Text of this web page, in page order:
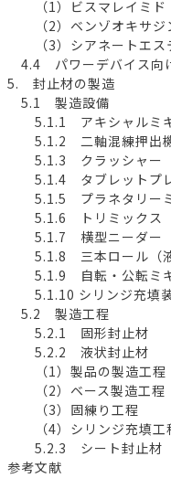
（1）ビスマレイミド
（2）ベンゾオキサジ
（3）シアネートエス
4.4 パワーデバイス向
5. 封止材の製造
5.1 製造設備
5.1.1 アキシャルミキ
5.1.2 二軸混練押出機
5.1.3 クラッシャー（
5.1.4 タブレットプレ
5.1.5 プラネタリーミ
5.1.6 トリミックス（
5.1.7 横型ニーダー（
5.1.8 三本ロール（液
5.1.9 自転・公転ミキ
5.1.10 シリンジ充填装
5.2 製造工程
5.2.1 固形封止材
5.2.2 液状封止材
（1）製品の製造工程
（2）ベース製造工程
（3）固練り工程
（4）シリンジ充填工
5.2.3 シート封止材
参考文献